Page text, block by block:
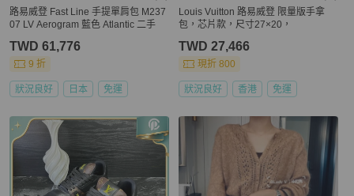
路易威登 Fast Line 手提單肩包 M237
07 LV Aerogram 藍色 Atlantic 二手
TWD 61,776
9 折
狀況良好 日本 免運
Louis Vuitton 路易威登 限量版手拿
包，芯片款，尺寸27×20，
TWD 27,466
現折 800
狀況良好 香港 免運